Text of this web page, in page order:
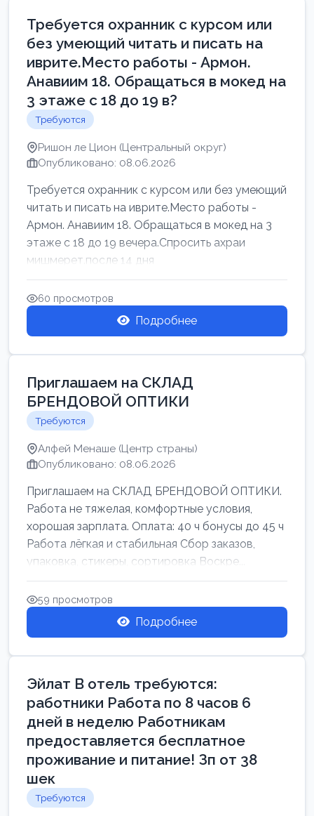
Требуется охранник с курсом или
без умеющий читать и писать на
иврите.Место работы - Армон.
Анавиим 18. Обращаться в мокед на
3 этаже с 18 до 19 в?
Требуются
Ришон ле Цион (Центральный округ)
Опубликовано: 08.06.2026
Требуется охранник с курсом или без умеющий
читать и писать на иврите.Место работы -
Армон. Анавиим 18. Обращаться в мокед на 3
этаже с 18 до 19 вечера.Спросить ахраи
мишмерет.после 14 дня
60 просмотров
Подробнее
Приглашаем на СКЛАД
БРЕНДОВОЙ ОПТИКИ
Требуются
Алфей Менаше (Центр страны)
Опубликовано: 08.06.2026
Приглашаем на СКЛАД БРЕНДОВОЙ ОПТИКИ.
Работа не тяжелая, комфортные условия,
хорошая зарплата. Оплата: 40 ч бонусы до 45 ч
Работа лёгкая и стабильная Сбор заказов,
упаковка, стикеры, сортировка Воскре...
59 просмотров
Подробнее
Эйлат В отель требуются:
работники Работа по 8 часов 6
дней в неделю Работникам
предоставляется бесплатное
проживание и питание! Зп от 38
шек
Требуются